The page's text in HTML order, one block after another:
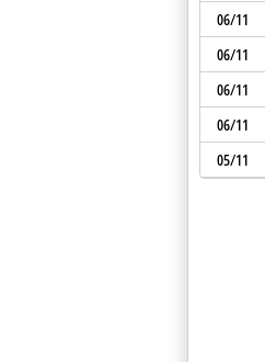
06/11
06/11
06/11
06/11
05/11